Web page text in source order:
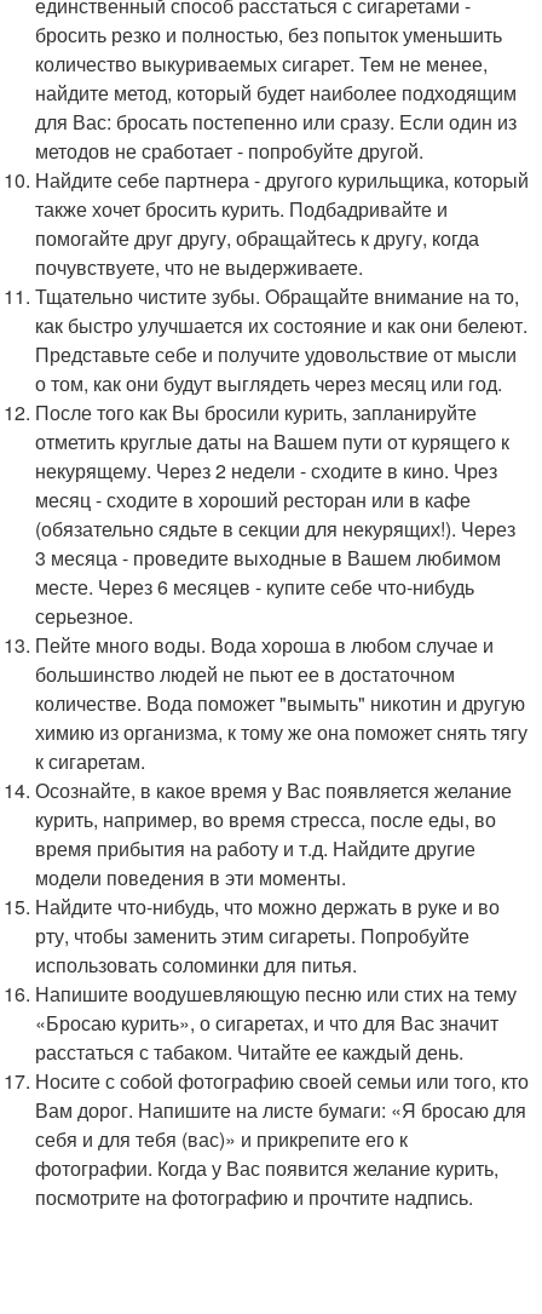
бросить резко и полностью, без попыток уменьшить
количество выкуриваемых сигарет. Тем не менее,
найдите метод, который будет наиболее подходящим
для Вас: бросать постепенно или сразу. Если один из
методов не сработает - попробуйте другой.
Найдите себе партнера - другого курильщика, который
также хочет бросить курить. Подбадривайте и
помогайте друг другу, обращайтесь к другу, когда
почувствуете, что не выдерживаете.
Тщательно чистите зубы. Обращайте внимание на то,
как быстро улучшается их состояние и как они белеют.
Представьте себе и получите удовольствие от мысли
о том, как они будут выглядеть через месяц или год.
После того как Вы бросили курить, запланируйте
отметить круглые даты на Вашем пути от курящего к
некурящему. Через 2 недели - сходите в кино. Чрез
месяц - сходите в хороший ресторан или в кафе
(обязательно сядьте в секции для некурящих!). Через
3 месяца - проведите выходные в Вашем любимом
месте. Через 6 месяцев - купите себе что-нибудь
серьезное.
Пейте много воды. Вода хороша в любом случае и
большинство людей не пьют ее в достаточном
количестве. Вода поможет "вымыть" никотин и другую
химию из организма, к тому же она поможет снять тягу
к сигаретам.
Осознайте, в какое время у Вас появляется желание
курить, например, во время стресса, после еды, во
время прибытия на работу и т.д. Найдите другие
модели поведения в эти моменты.
Найдите что-нибудь, что можно держать в руке и во
рту, чтобы заменить этим сигареты. Попробуйте
использовать соломинки для питья.
Напишите воодушевляющую песню или стих на тему
«Бросаю курить», о сигаретах, и что для Вас значит
расстаться с табаком. Читайте ее каждый день.
Носите с собой фотографию своей семьи или того, кто
Вам дорог. Напишите на листе бумаги: «Я бросаю для
себя и для тебя (вас)» и прикрепите его к
фотографии. Когда у Вас появится желание курить,
посмотрите на фотографию и прочтите надпись.